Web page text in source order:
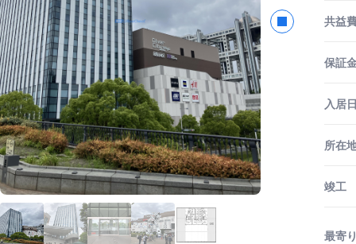
共益
保証
入居
所在
竣工
最寄